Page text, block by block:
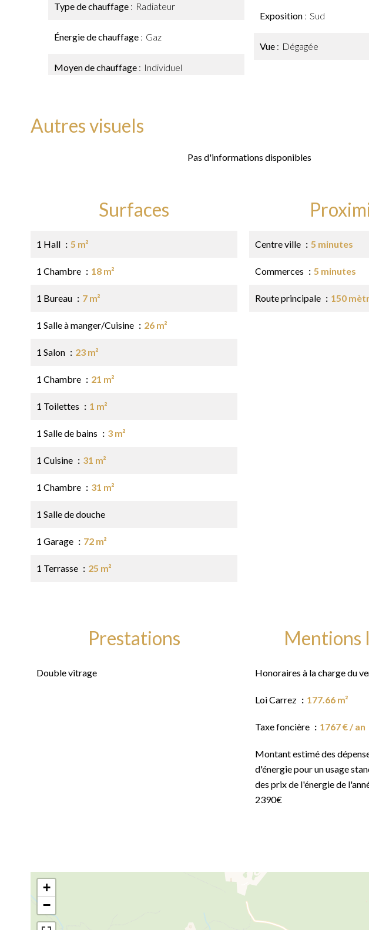
Type de chauffage Radiateur
Énergie de chauffage Gaz
Moyen de chauffage Individuel
Exposition Sud
Vue Dégagée
Autres visuels
Pas d'informations disponibles
Surfaces
1 Hall 5 m²
1 Chambre 18 m²
1 Bureau 7 m²
1 Salle à manger/Cuisine 26 m²
1 Salon 23 m²
1 Chambre 21 m²
1 Toilettes 1 m²
1 Salle de bains 3 m²
1 Cuisine 31 m²
1 Chambre 31 m²
1 Salle de douche
1 Garage 72 m²
1 Terrasse 25 m²
Centre ville 5 minutes
Commerces 5 minutes
Route principale 150
Prestations
Double vitrage
Mentions
Honoraires à la charge du
Loi Carrez 177.66 m²
Taxe foncière 1767 € / an
Montant estimé des
d'énergie pour un usage
des prix de l'énergie de
2390€
+
−